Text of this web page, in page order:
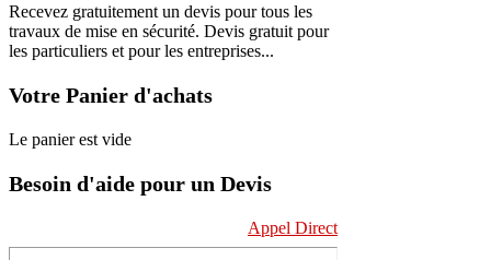
Recevez gratuitement un devis pour tous les
travaux de mise en sécurité. Devis gratuit pour
les particuliers et pour les entreprises...
Votre Panier d'achats
Le panier est vide
Besoin d'aide pour un Devis
Appel Direct